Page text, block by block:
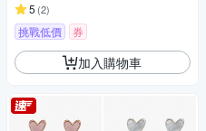
5 (2)
挑戰低價 券
加入購物車